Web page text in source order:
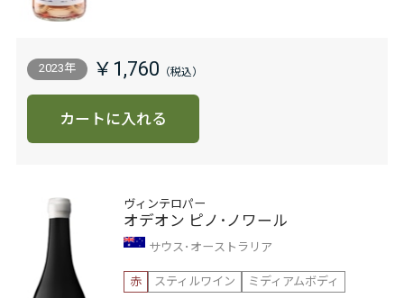
2023年 ￥1,760
カートに入れる
ヴィンテロパー
オデオン ピノ･ノワール
サウス･オーストラリア
赤
スティルワイン ミディアムボディ